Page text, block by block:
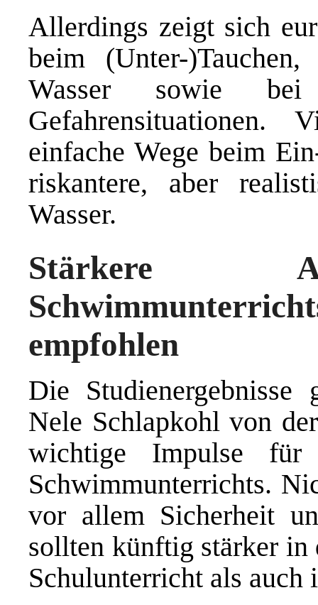
Allerdings zeigt sich
beim (Unter-
Wasser sowie
einfache Wege beim
riskantere, aber
Wasser.
Stärkere
empfohlen
Die
Nele Schlapkohl von
wichtige Impulse für
Schwimmunterrichts.
vor allem Sicherheit
sollten künftig stärker in
Schulunterricht als auch